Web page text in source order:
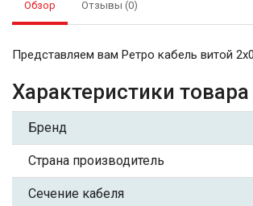
Обзор Отзывы (0)
Представляем вам Ретро кабель витой
Характеристики
Бренд
Страна производитель
Сечение кабеля